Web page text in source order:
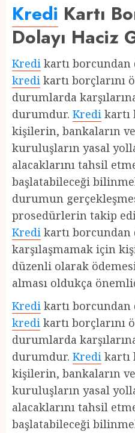
Kredi Kartı
Dolayı Haciz
Kredi kartı borcundan
kredi kartı borçlarını
durumlarda
durumdur. Kredi kartı
kişilerin, bankaların
kuruluşların yasal
alacaklarını tahsil
başlatabileceği
durumun
prosedürlerin takip
Kredi kartı borcundan
karşılaşmamak için
düzenli olarak
alması oldukça
Kredi kartı borcundan
kredi kartı borçlarını
durumlarda
durumdur. Kredi kartı
kişilerin, bankaların
kuruluşların yasal
alacaklarını tahsil
başlatabileceği